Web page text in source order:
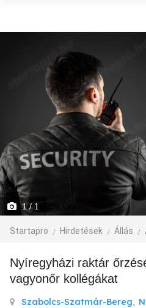
1 / 1
Startapro Hirdetések Állás
Nyíregyházi raktár őrzésére keresünk
vagyonőr kollégákat
Szabolcs-Szatmár-Bereg,